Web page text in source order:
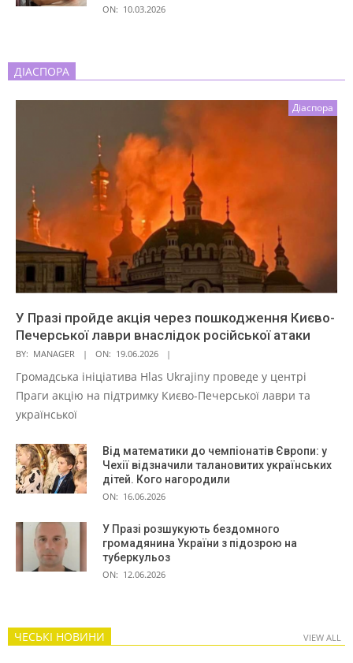
ON: 10.03.2026
ДІАСПОРА
Діаспора
У Празі пройде акція через пошкодження Києво-
Печерської лаври внаслідок російської атаки
BY: MANAGER ON: 19.06.2026
Громадська ініціатива Hlas Ukrajiny проведе у центрі
Праги акцію на підтримку Києво-Печерської лаври та
української
Від математики до чемпіонатів Європи: у
Чехії відзначили талановитих українських
дітей. Кого нагородили
ON: 16.06.2026
У Празі розшукують бездомного
громадянина України з підозрою на
туберкульоз
ON: 12.06.2026
ЧЕСЬКІ НОВИНИ VIEW ALL